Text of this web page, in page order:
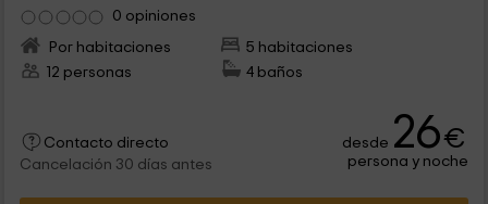
0 opiniones
Por habitaciones
5 habitaciones
12 personas
4 baños
Contacto directo
Cancelación 30 días antes
desde 26€
persona y noche